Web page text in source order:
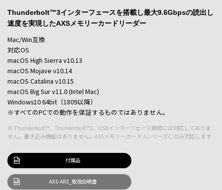
Thunderbolt™3インターフェースを搭載し最大9.6Gbpsの読出し
速度を実現したAXSメモリーカードリーダー
Mac/Win互換
対応OS
macOS High Sierra v10.13
macOS Mojave v10.14
macOS Catalina v10.15
macOS Big Sur v11.0 (Intel Mac)
Windows10 64bit（1809以降）
※すべてのPCでの動作を保証するものではありません。
※ Thunderbolt™、Thunderbolt™2、USBインターフェース接続には対応しておりま
せん。書き込み機能はありません。AXSメモリーカード Aシリーズにのみ対応します
付属品
AXS-AR3_取扱説明書